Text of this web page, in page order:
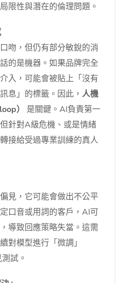
限性與潛在的倫理問題。
吻，但仍有部分敏銳的消
的是機器。如果品牌完全
入，可能會被貼上「沒有
息」的標籤。因此，人機
）
是關鍵。AI負責第一
針對A級危機、或是情緒
接給受過專業訓練的真人
見，它可能會做出不公平
口音或用詞的客戶，AI可
導致回應策略失當。這需
對模型進行「微調」
試。